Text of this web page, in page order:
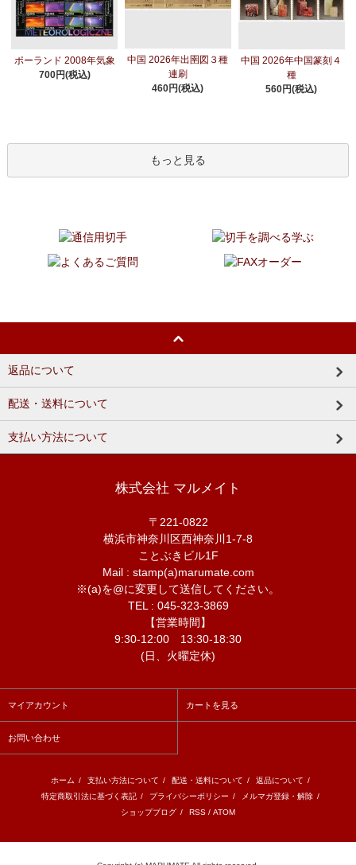
ポーランド 2008年気象
700円(税込)
中国 2026年出圉図３種
連刷
460円(税込)
中国 2026年中国篆刻４
種
560円(税込)
もっと見る
返品について
配送・送料について
支払い方法について
株式会社 マルメイト
〒221-0822
横浜市神奈川区西神奈川1-7-8
ことぶきビル1F
Mail : stamp(a)marumate.com
※(a)を@に変更して送信してください。
TEL : 045-323-3869
【営業時間】
9:30-12:00 13:30-18:30
(日、火曜定休)
マイアカウント カートを見る
お問い合わせ
ホーム / 支払い方法について / 配送・送料について / 返品について /
特定商取引法に基づく表記 / プライバシーポリシー / メルマガ登録・解除 /
ショップブログ / RSS / ATOM